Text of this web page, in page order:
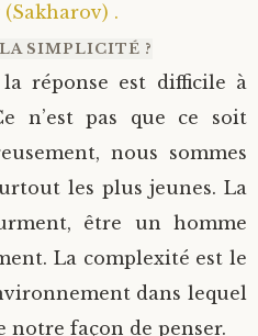
.
SIMPLICITÉ ?
réponse est difficile à
n’est pas que ce soit
nous sommes
les plus jeunes. La
être un homme
La complexité est le
dans lequel
notre façon de penser.